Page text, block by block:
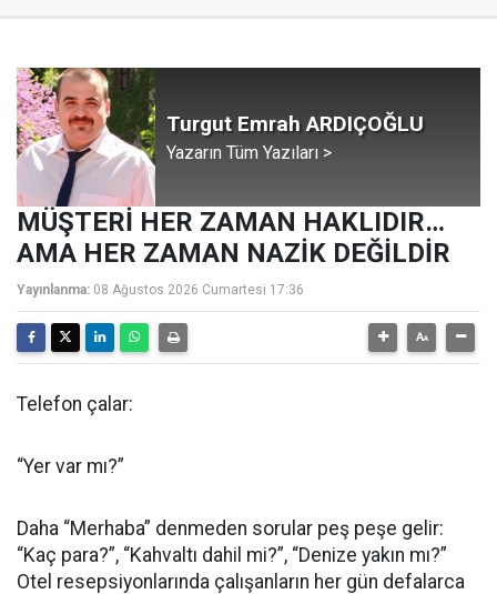
Turgut Emrah ARDIÇOĞLU
Yazarın Tüm Yazıları >
MÜŞTERİ HER ZAMAN HAKLIDIR…
AMA HER ZAMAN NAZİK DEĞİLDİR
Yayınlanma: 08 Ağustos 2026 Cumartesi 17:36
Telefon çalar:
“Yer var mı?”
Daha “Merhaba” denmeden sorular peş peşe gelir:
“Kaç para?”, “Kahvaltı dahil mi?”, “Denize yakın mı?”
Otel resepsiyonlarında çalışanların her gün defalarca